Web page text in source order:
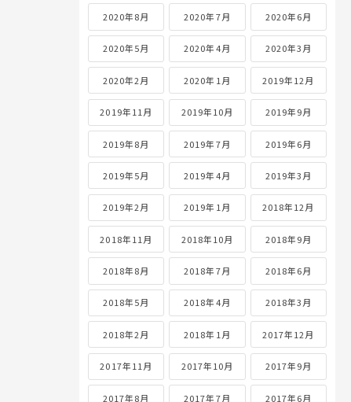
2020年8月 2020年7月 2020年6月
2020年5月 2020年4月 2020年3月
2020年2月 2020年1月 2019年12月
2019年11月 2019年10月 2019年9月
2019年8月 2019年7月 2019年6月
2019年5月 2019年4月 2019年3月
2019年2月 2019年1月 2018年12月
2018年11月 2018年10月 2018年9月
2018年8月 2018年7月 2018年6月
2018年5月 2018年4月 2018年3月
2018年2月 2018年1月 2017年12月
2017年11月 2017年10月 2017年9月
2017年8月 2017年7月 2017年6月